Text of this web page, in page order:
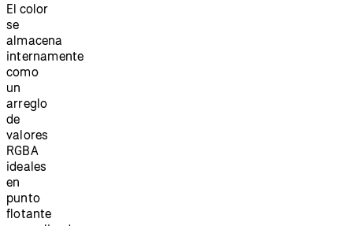
El color
se
almacena
internamente
como
un
arreglo
de
valores
RGBA
ideales
en
punto
flotante